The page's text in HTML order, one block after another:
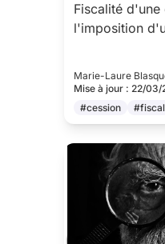
Fiscalité
l'imposition
Marie-Laure
Mise à jour : 22/03/
#cession